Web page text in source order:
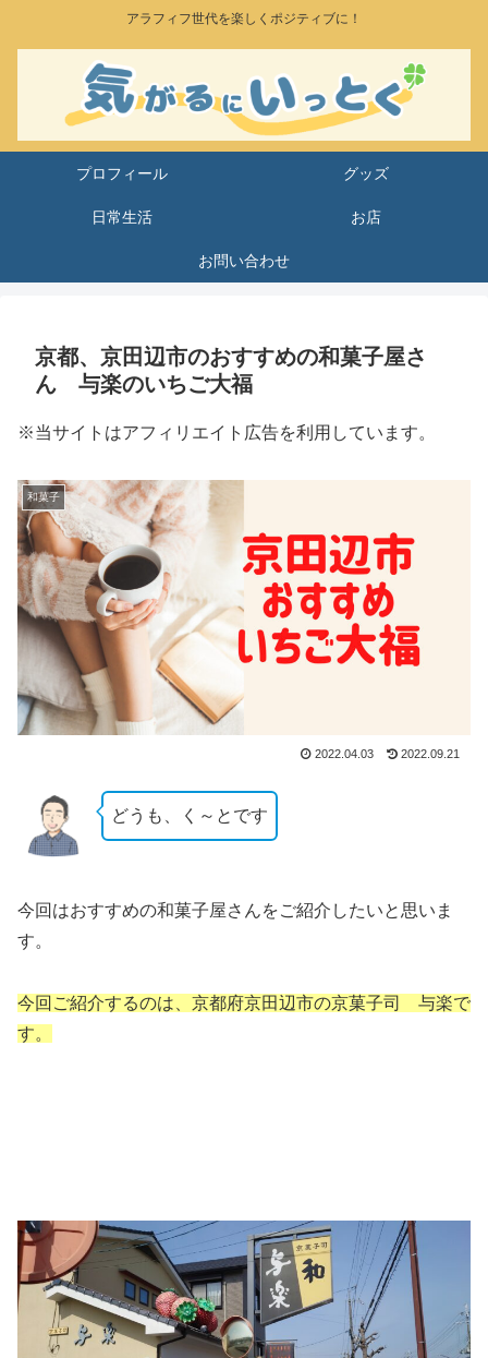
アラフィフ世代を楽しくポジティブに！
プロフィール グッズ
日常生活 お店
お問い合わせ
京都、京田辺市のおすすめの和菓子屋さ
ん 与楽のいちご大福
※当サイトはアフィリエイト広告を利用しています。
和菓子
2022.04.03 2022.09.21
どうも、く～とです
今回はおすすめの和菓子屋さんをご紹介したいと思いま
す。
今回ご紹介するのは、京都府京田辺市の京菓子司 与楽で
す。